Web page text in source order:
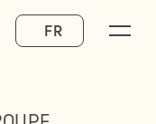
Select Language
FR